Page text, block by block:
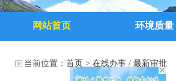
网站首页 环境质量
当前位置： 首页 > 在线办事 / 最新审批